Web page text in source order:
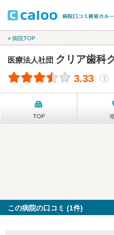
« 病院TOP
医療法人社団 クリア歯科
3.33 ？
TOP
この病院の口コミ (1件)